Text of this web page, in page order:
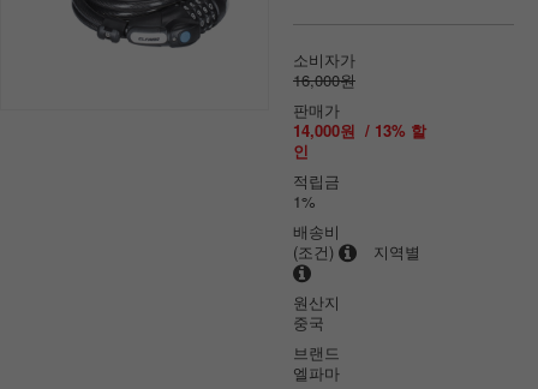
소비자가
16,000원
판매가
14,000원 / 13% 할
인
적립금
1%
배송비
(조건)
지역별
원산지
중국
브랜드
엘파마